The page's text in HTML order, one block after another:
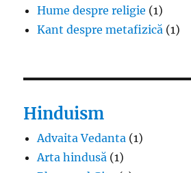
Hume despre religie (1)
Kant despre metafizică (1)
Hinduism
Advaita Vedanta (1)
Arta hindusă (1)